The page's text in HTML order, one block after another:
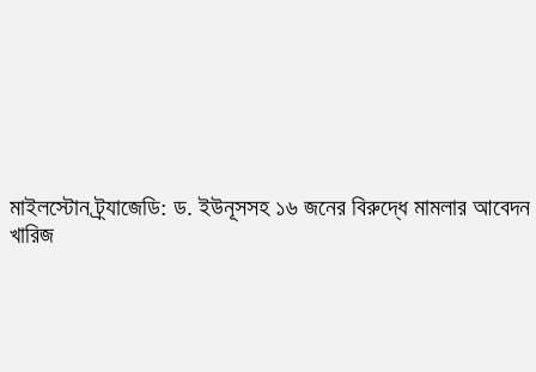
মাইলস্টোন ট্র্যাজেডি: ড. ইউনূসসহ ১৬ জনের বিরুদ্ধে মামলার আবেদন
খারিজ